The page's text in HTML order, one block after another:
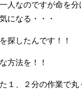
人なのですが命を
になる・・・
探したんです！！
方法を！！
１、２分の作業で丸